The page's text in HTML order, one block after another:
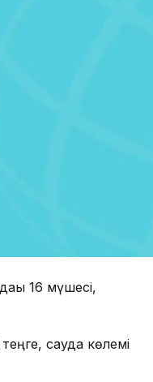
16 мүшесі,
сауда көлемі